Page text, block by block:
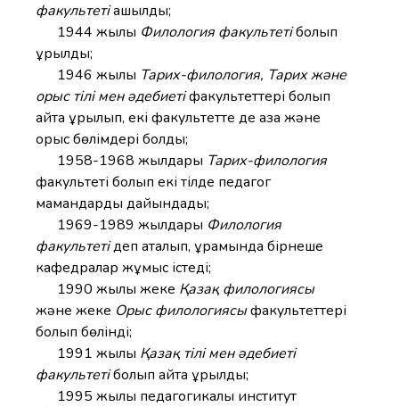
факультетіашылды;
1944 жылы Филология факультетіболып
құрылды;
1946 жылы Тарих-филология, Тарих және
орыс тілі мен әдебиетіфакультеттері болып
қайта құрылып, екі факультетте де қазақ және
орыс бөлімдері болды;
1958-1968 жылдары Тарих-филология
факультеті болып екі тілде педагог
мамандарды дайындады;
1969-1989 жылдары Филология
факультетідеп аталып, құрамында бірнеше
кафедралар жұмыс істеді;
1990 жылы жеке Қазақ филологиясы
және жеке Орыс филологиясыфакультеттері
болып бөлінді;
1991 жылы Қазақ тілі мен әдебиеті
факультетіболып қайта құрылды;
1995 жылы педагогикалық институт